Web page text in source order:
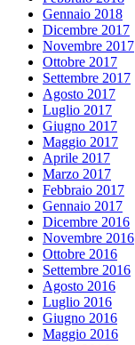
Gennaio 2018
Dicembre 2017
Novembre 2017
Ottobre 2017
Settembre 2017
Agosto 2017
Luglio 2017
Giugno 2017
Maggio 2017
Aprile 2017
Marzo 2017
Febbraio 2017
Gennaio 2017
Dicembre 2016
Novembre 2016
Ottobre 2016
Settembre 2016
Agosto 2016
Luglio 2016
Giugno 2016
Maggio 2016